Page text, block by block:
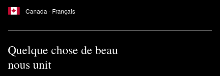
Canada - Français
Quelque chose de beau
nous unit